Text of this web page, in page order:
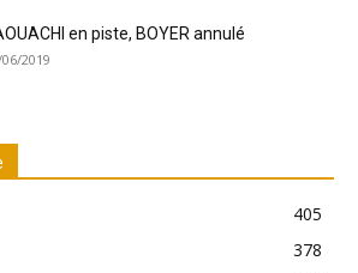
en piste, BOYER annulé
2019
405
378